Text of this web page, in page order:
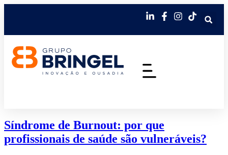
Síndrome de Burnout: por que
profissionais de saúde são vulneráveis?